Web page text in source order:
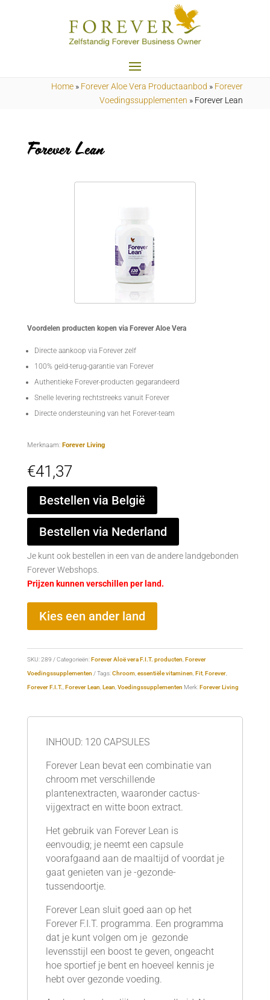
Home » Forever Aloe Vera Productaanbod » Forever
Voedingssupplementen » Forever Lean
Forever Lean
Voordelen producten kopen via Forever Aloe Vera
Directe aankoop via Forever zelf
100% geld-terug-garantie van Forever
Authentieke Forever-producten gegarandeerd
Snelle levering rechtstreeks vanuit Forever
Directe ondersteuning van het Forever-team
Merknaam: Forever Living
€41,37
Bestellen via België
Bestellen via Nederland
Je kunt ook bestellen in een van de andere landgebonden
Forever Webshops.
Prijzen kunnen verschillen per land.
Kies een ander land
SKU:289 Categorieën:Forever Aloë vera F.I.T. producten Forever
Voedingssupplementen Tags:Chroom, essentiële vitaminen Fit, Forever,
Forever F.I.T. Forever Lean Lean Voedingssupplementen Merk:Forever Living
INHOUD: 120 CAPSULES
Forever Lean bevat een combinatie van
chroom met verschillende
plantenextracten, waaronder cactus-
vijgextract en witte boon extract.
Het gebruik van Forever Lean is
eenvoudig; je neemt een capsule
voorafgaand aan de maaltijd of voordat je
gaat genieten van je -gezonde-
tussendoortje.
Forever Lean sluit goed aan op het
Forever F.I.T. programma. Een programma
dat je kunt volgen om je gezonde
levensstijl een boost te geven, ongeacht
hoe sportief je bent en hoeveel kennis je
hebt over gezonde voeding.